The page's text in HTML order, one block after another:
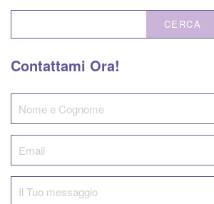
CERCA
Contattami Ora!